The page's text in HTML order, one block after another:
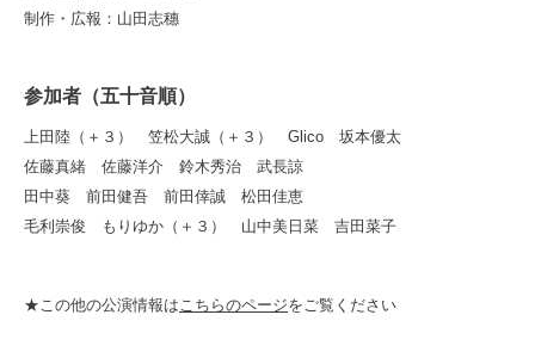
制作・広報：山田志穗
参加者（五十音順）
上田陸（＋３） 笠松大誠（＋３） Glico 坂本優太
佐藤真緒 佐藤洋介 鈴木秀治 武長諒
田中葵 前田健吾 前田倖誠 松田佳恵
毛利崇俊 もりゆか（＋３） 山中美日菜 吉田菜子
★この他の公演情報はこちらのページをご覧ください